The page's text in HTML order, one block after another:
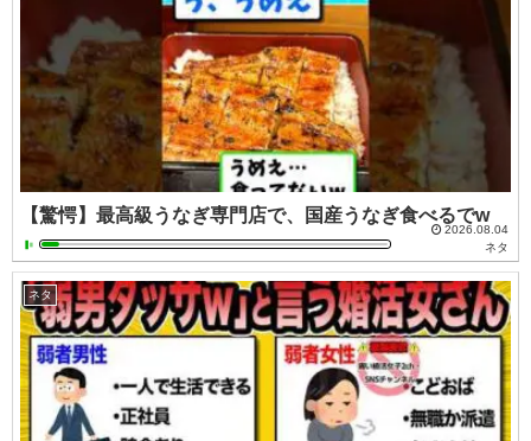
【驚愕】最高級うなぎ専門店で、国産うなぎ食べるでw
2026.08.04
ネタ
ネタ